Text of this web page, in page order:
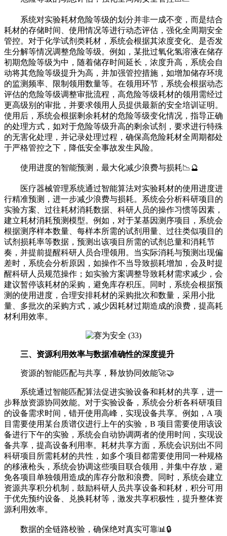
系统对实验耗材危险等级的划分并非一成不变，而是结合
耗材的存储时间、使用情况等进行动态评估，强化全周期安全
管控。对于化学试剂类耗材，系统会根据其浓度变化、是否发
生分解等情况调整危险等级。例如，某批过氧化氢溶液在储存
初期危险等级为中，随着储存时间延长，浓度升高，系统会自
动将其危险等级提升为高，并加强管控措施，如增加储存环境
的监测频率、限制领用数量等。在领用环节，系统会根据动态
评估的危险等级调整审批流程，高危险等级耗材的领用需经过
更高级别的审批，并要求领用人员提供最新的安全培训证明。
使用后，系统会根据剩余耗材的危险等级变化情况，指导正确
的处理方式，如对于危险等级升高的剩余试剂，要求进行特殊
的无害化处理，并记录处理过程，确保高危险耗材全周期都处
于严格管控之下，降低安全事故发生风险。
使用进度的智能预测，最大化减少浪费与损耗📉🔮
医疗器械管理系统通过智能算法对实验耗材的使用进度进
行精准预测，进一步减少浪费与损耗。系统会分析科研项目的
实验方案、过往耗材消耗数据、科研人员的操作习惯等因素，
建立耗材消耗预测模型。例如，对于某基因测序项目，系统会
根据测序样本数量、每样本所需的试剂用量、过往类似项目的
试剂损耗率等数据，预测出该项目所需的试剂总量和消耗节
奏，并提前提醒科研人员合理领用。当实际消耗与预测出现偏
差时，系统会分析原因，如操作不当导致损耗增加，会及时提
醒科研人员规范操作；如实验方案调整导致耗材需求减少，会
建议暂停该耗材的采购，避免库存积压。同时，系统会根据预
测的使用进度，合理安排耗材的采购批次和数量，采用小批
量、多批次的采购方式，减少因耗材过期造成的浪费，提高耗
材利用效率。
三、资源利用效率与数据准确性的深度提升
资源的智能匹配与共享，释放协同效能🚀🤝
系统通过智能匹配算法促进实验设备和耗材的共享，进一
步释放资源协同效能。对于实验设备，系统会分析各科研项目
的设备需求时间，错开使用高峰，实现设备共享。例如，A 项
目需要使用某台质谱仪进行上午的实验，B 项目需要使用该设
备进行下午的实验，系统会自动协调两者的使用时间，实现设
备共享，提高设备利用率。耗材共享方面，系统会识别出不同
科研项目所需耗材的共性，如多个项目都需要使用同一种规格
的移液枪头，系统会协调这些项目联合领用，并集中存放，避
免各项目单独领用造成的库存分散和浪费。同时，系统会建立
资源共享积分机制，鼓励科研人员共享设备和耗材，积分可用
于优先预约设备、兑换耗材等，激发共享积极性，提升整体资
源利用效率。
数据的全链路校验，确保绝对真实可靠📊🔒